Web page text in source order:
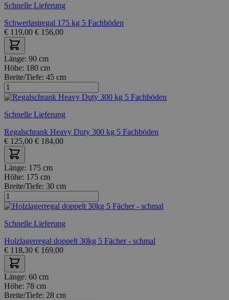
Schnelle Lieferung
Schwerlastregal 175 kg 5 Fachböden
€ 119,00 € 156,00
Länge: 90 cm
Höhe: 180 cm
Breite/Tiefe: 45 cm
Schnelle Lieferung
Regalschrank Heavy Duty 300 kg 5 Fachböden
€ 125,00 € 184,00
Länge: 175 cm
Höhe: 175 cm
Breite/Tiefe: 30 cm
Schnelle Lieferung
Holzlagerregal doppelt 30kg 5 Fächer - schmal
€ 118,30 € 169,00
Länge: 60 cm
Höhe: 78 cm
Breite/Tiefe: 28 cm